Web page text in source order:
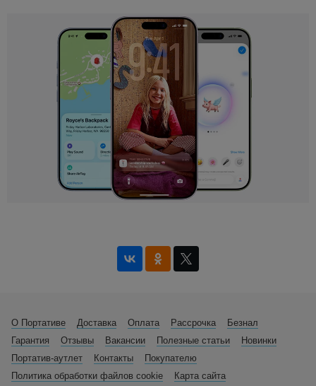
О Портативе Доставка Оплата Рассрочка
Безнал
Гарантия
Отзывы Вакансии Полезные статьи
Новинки
Портатив-аутлет
Контакты
Покупателю
Политика обработки файлов cookie
Карта сайта